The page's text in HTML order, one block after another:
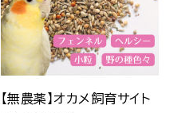
【無農薬】オカメ飼育サイト